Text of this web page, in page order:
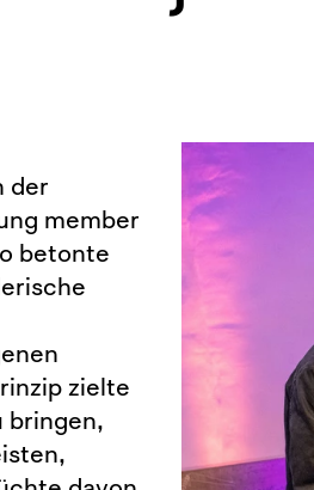
der
member
betonte
zielte
bringen,